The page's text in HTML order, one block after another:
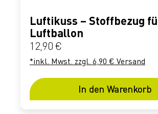
Luftikuss – Stoffbezug
Luftballon
Regulärer Preis:
12,90 €
*inkl. Mwst. zzgl. 6,90 € Versand
In den Warenkorb